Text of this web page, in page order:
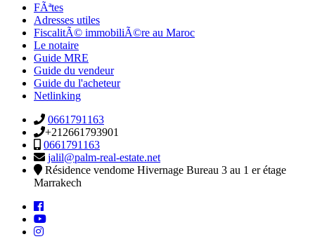
FÃªtes
Adresses utiles
FiscalitÃ© immobiliÃ©re au Maroc
Le notaire
Guide MRE
Guide du vendeur
Guide du l'acheteur
Netlinking
0661791163
+212661793901
0661791163
jalil@palm-real-estate.net
Résidence vendome Hivernage Bureau 3 au 1 er étage
Marrakech